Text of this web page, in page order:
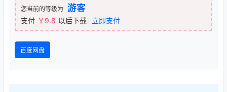
您当前的等级为 游客
支付 ￥9.8 以后下载 立即支付
百度网盘